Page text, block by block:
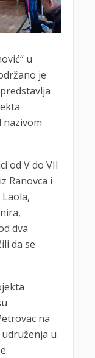
u
je
nazivom
od V do VII
Ranovca i
dva
da se
na
u